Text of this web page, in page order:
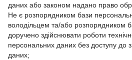
даних або законом надано право
Не є розпорядником бази
володільцем та/або розпорядником
доручено здійснювати роботи
персональних даних без доступу до
даних;